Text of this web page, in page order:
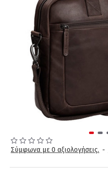
Σύμφωνα με 0 αξιολογήσεις. -